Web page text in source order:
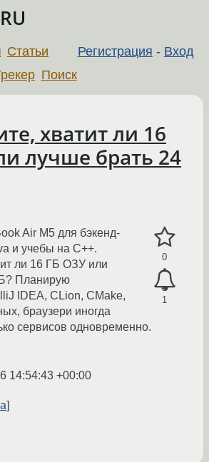
Регистрация - Вход
Статьи
Поиск
хватит ли 16
лучше брать 24
0
1
Air M5 для бэкенд-
и учебы на C++.
ли 16 ГБ ОЗУ или
Планирую
IDEA, CLion, CMake,
браузери иногда
сервисов одновременно.
14:54:43 +00:00